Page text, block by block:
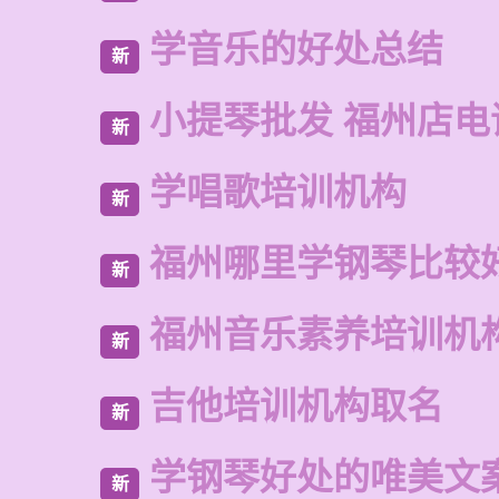
新 学音乐的好处总结
新 小提琴批发 福州店
新 学唱歌培训机构
新 福州哪里学钢琴比较
新 福州音乐素养培训机
新 吉他培训机构取名
新 学钢琴好处的唯美文